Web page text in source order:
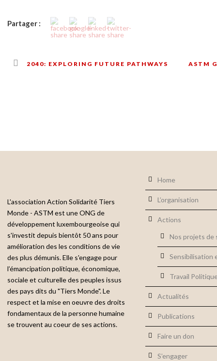
Partager :
2040: EXPLORING FUTURE PATHWAYS ASTM
L'association Action Solidarité Tiers
Monde - ASTM est une ONG de
développement luxembourgeoise qui
s'investit depuis bientôt 50 ans pour
amélioration des les conditions de vie
des plus démunis. Elle s'engage pour
l’émancipation politique, économique,
sociale et culturelle des peuples issus
des pays dits du "Tiers Monde". Le
respect et la mise en oeuvre des droits
fondamentaux de la personne humaine
se trouvent au coeur de ses actions.
Home
L’organisation
Actions
Nos projets de
Sensibilisation
Travail
Actualités
Publications
Faire un don
S’engager